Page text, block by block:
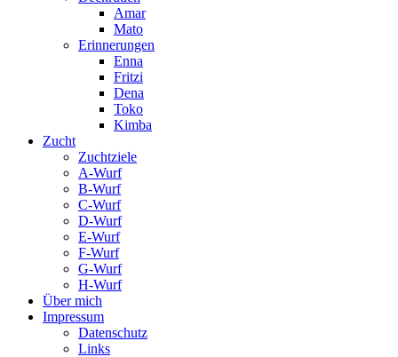
Amar
Mato
Erinnerungen
Enna
Fritzi
Dena
Toko
Kimba
Zucht
Zuchtziele
A-Wurf
B-Wurf
C-Wurf
D-Wurf
E-Wurf
F-Wurf
G-Wurf
H-Wurf
Über mich
Impressum
Datenschutz
Links